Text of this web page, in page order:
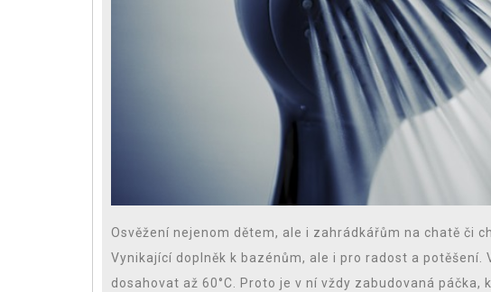
Osvěžení nejenom dětem, ale i zahrádkářům na chatě či
Vynikající doplněk k bazénům, ale i pro radost a potěšení.
dosahovat až 60°C. Proto je v ní vždy zabudovaná